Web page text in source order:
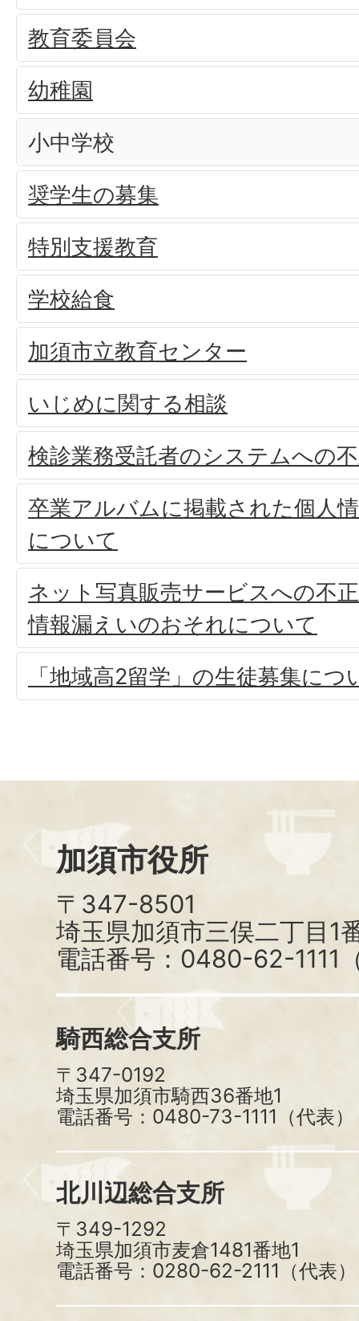
教育委員会
幼稚園
小中学校
奨学生の募集
特別支援教育
学校給食
加須市立教育センター
いじめに関する相談
検診業務受託者のシステムへの
卒業アルバムに掲載された個人
について
ネット写真販売サービスへの不
情報漏えいのおそれについて
「地域高2留学」の生徒募集につ
加須市役所
〒347-8501
埼玉県加須市三俣二丁目1
電話番号：0480-62-1111
騎西総合支所
〒347-0192
埼玉県加須市騎西36番地1
電話番号：0480-73-1111（代表）
北川辺総合支所
〒349-1292
埼玉県加須市麦倉1481番地1
電話番号：0280-62-2111（代表）